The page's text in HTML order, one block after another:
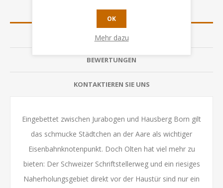
ÜBERSICHT
SPEZIFIKATION
BEWERTUNGEN
KONTAKTIEREN SIE UNS
Eingebettet zwischen Jurabogen und Hausberg Born gilt
das schmucke Städtchen an der Aare als wichtiger
Eisenbahnknotenpunkt. Doch Olten hat viel mehr zu
bieten: Der Schweizer Schriftstellerweg und ein riesiges
Naherholungsgebiet direkt vor der Haustür sind nur ein
OK
Mehr dazu